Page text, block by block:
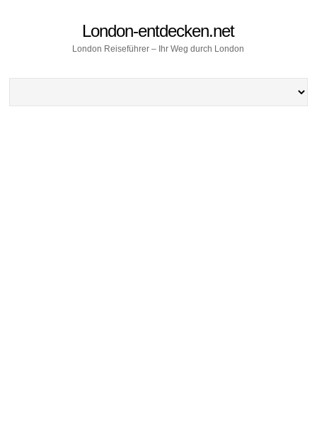
London-entdecken.net
London Reiseführer – Ihr Weg durch London